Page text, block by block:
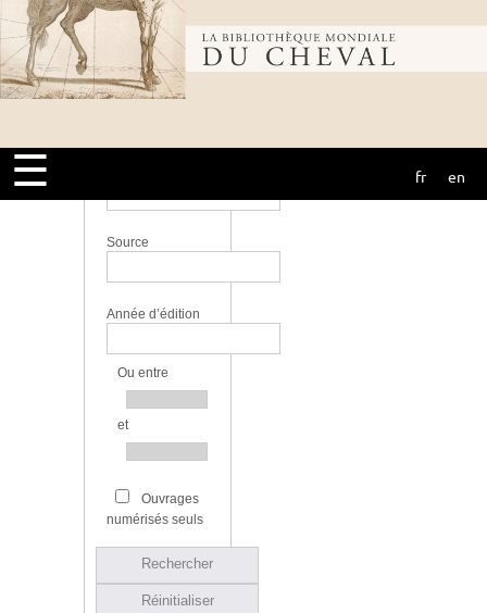
Bibliothèque
mondiale du
cheval
☰ fr en
Langue
Source
Année d’édition
Ou entre
et
Ouvrages
numérisés seuls
Rechercher
Réinitialiser